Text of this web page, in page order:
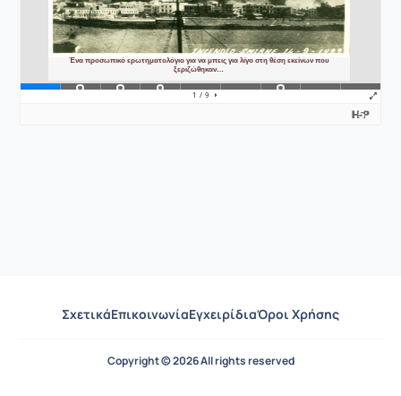
ΣχετικάΕπικοινωνίαΕγχειρίδιαΌροι Χρήσης
Copyright © 2026 All rights reserved